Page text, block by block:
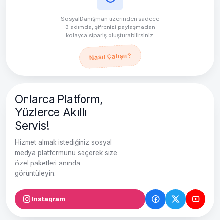
SosyalDanışman üzerinden sadece
3 adımda, şifrenizi paylaşmadan
kolayca sipariş oluşturabilirsiniz.
Nasıl Çalışır?
Onlarca Platform,
Yüzlerce Akıllı
Servis!
Hizmet almak istediğiniz sosyal
medya platformunu seçerek size
özel paketleri anında
görüntüleyin.
Instagram